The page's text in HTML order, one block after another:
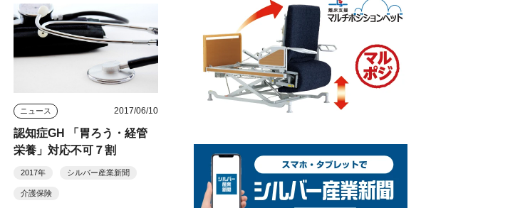
ニュース 2017/06/10
認知症GH 「胃ろう・経管
栄養」対応不可７割
2017年 シルバー産業新聞
介護保険